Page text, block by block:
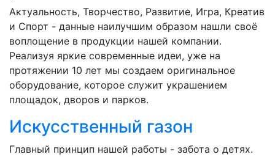
Актуальность, Творчество, Развитие, Игра, Креатив
и Спорт - данные наилучшим образом нашли своё
воплощение в продукции нашей компании.
Реализуя яркие современные идеи, уже на
протяжении 10 лет мы создаем оригинальное
оборудование, которое служит украшением
площадок, дворов и парков.
Искусственный газон
Главный принцип нашей работы - забота о детях.